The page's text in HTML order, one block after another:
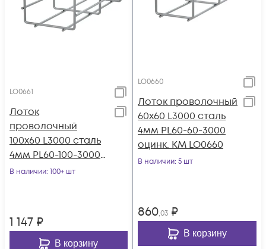
LO0661
Лоток
проволочный
100х60 L3000 сталь
4мм PL60-100-3000
оцинк. КМ LO0661
В наличии: 100+ шт
1 147 ₽
В корзину
LO0660
Лоток проволочный
60х60 L3000 сталь
4мм PL60-60-3000
оцинк. КМ LO0660
В наличии: 5 шт
860,03 ₽
В корзину